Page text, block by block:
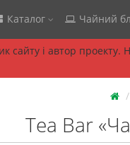
і автор проекту.
Каталог Чайний
Tea Bar